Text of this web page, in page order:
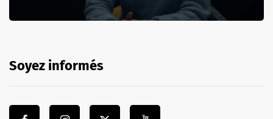
Soyez informés